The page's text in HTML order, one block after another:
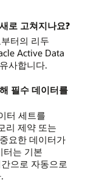
로 고쳐지나요?
터의 리두
Active Data
사합니다.
필수 데이터를
터 세트를
리 제약 또는
요한 데이터가
터는 기본
으로 자동으로